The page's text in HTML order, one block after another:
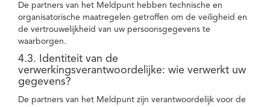
De partners van het Meldpunt hebben technische en
organisatorische maatregelen getroffen om de veiligheid en
de vertrouwelijkheid van uw persoonsgegevens te
waarborgen.
4.3. Identiteit van de
verwerkingsverantwoordelijke: wie verwerkt uw
gegevens?
De partners van het Meldpunt zijn verantwoordelijk voor de